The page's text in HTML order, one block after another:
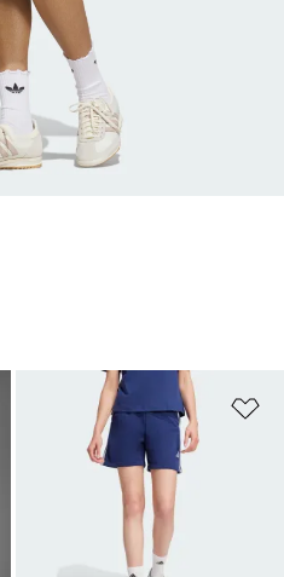
Añadir a la lista de deseos